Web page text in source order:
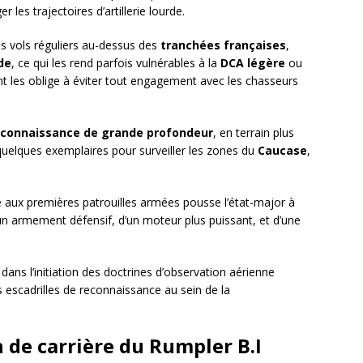
les trajectoires d’artillerie lourde.
vols réguliers au-dessus des tranchées françaises,
, ce qui les rend parfois vulnérables à la DCA légère ou
les oblige à éviter tout engagement avec les chasseurs
de grande profondeur, en terrain plus
exemplaires pour surveiller les zones du Caucase,
aux premières patrouilles armées pousse l’état-major à
armement défensif, d’un moteur plus puissant, et d’une
l’initiation des doctrines d’observation aérienne
de reconnaissance au sein de la
carrière du Rumpler B.I